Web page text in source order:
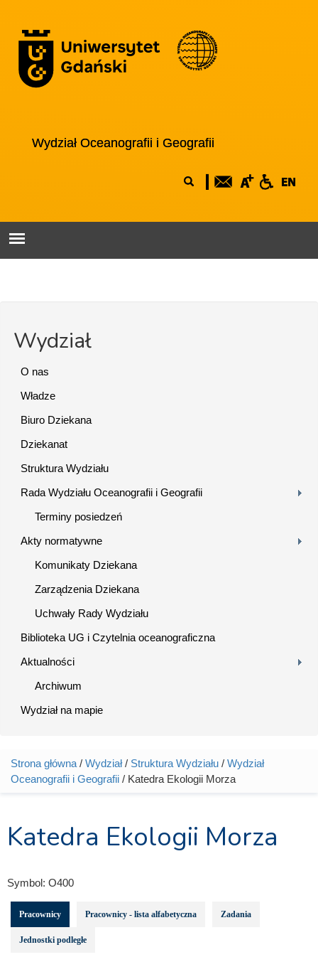
Wydział Oceanografii i Geografii
wyszukiwania
Wydział
O nas
Władze
Biuro Dziekana
Dziekanat
Struktura Wydziału
Rada Wydziału Oceanografii i Geografii
Terminy posiedzeń
Akty normatywne
Komunikaty Dziekana
Zarządzenia Dziekana
Uchwały Rady Wydziału
Biblioteka UG i Czytelnia oceanograficzna
Aktualności
Archiwum
Wydział na mapie
Jesteś tutaj
Strona główna / Wydział/ Struktura Wydziału / Wydział
Oceanografii i Geografii / Katedra Ekologii Morza
Katedra Ekologii Morza
Symbol: O400
Pracownicy Pracownicy - lista alfabetyczna Zadania
Jednostki podległe